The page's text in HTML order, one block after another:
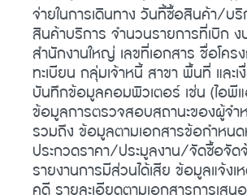
จ่ายในการเดินทาง วันที้ซื้อสินค้า/บริ
สินค้าบริการ จำนวนรายการที่เบิก
สำนักงานใหญ่ เลขที่เอกสาร ชื่อโค
ทะเบียน กลุ่มเจ้าหนี้ สาขา พื้นที่ และเ
บันทึกข้อมูลคอมพิวเตอร์ เช่น (ไอพี
ข้อมูลการตรวจสอบสถานะของผู้จำ
รวมถึง ข้อมูลตามเอกสารข้อกำหน
ประกวดราคา/ประมูลงาน/จัดซื้อจัด
รายงานการมีส่วนได้เสีย ข้อมูลแจ้ง